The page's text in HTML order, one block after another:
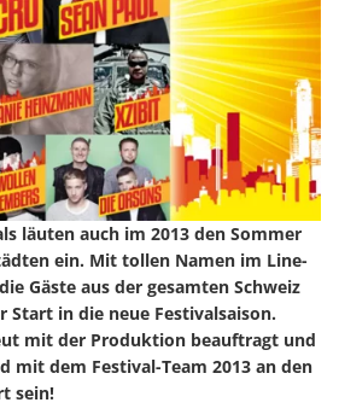
läuten auch im 2013 den Sommer
ein. Mit tollen Namen im Line-
Gäste aus der gesamten Schweiz
in die neue Festivalsaison.
mit der Produktion beauftragt und
mit dem Festival-Team 2013 an den
sein!